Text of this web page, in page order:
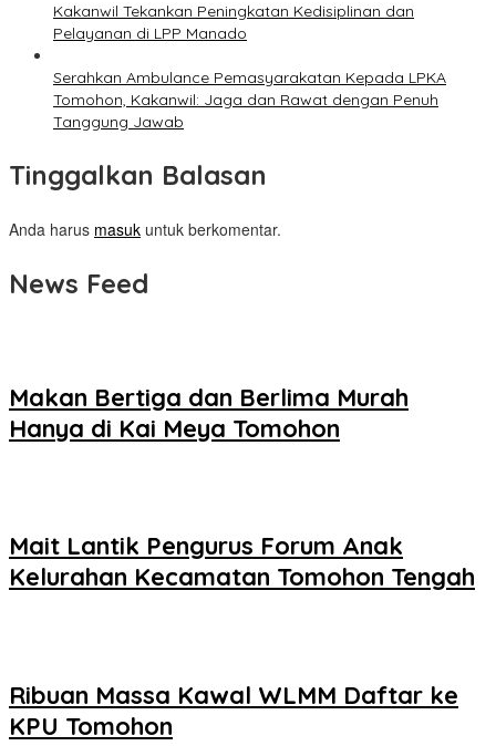
Kakanwil Tekankan Peningkatan Kedisiplinan dan
Pelayanan di LPP Manado
Serahkan Ambulance Pemasyarakatan Kepada LPKA
Tomohon, Kakanwil: Jaga dan Rawat dengan Penuh
Tanggung Jawab
Tinggalkan Balasan
Anda harus masuk untuk berkomentar.
News Feed
Makan Bertiga dan Berlima Murah
Hanya di Kai Meya Tomohon
Mait Lantik Pengurus Forum Anak
Kelurahan Kecamatan Tomohon Tengah
Ribuan Massa Kawal WLMM Daftar ke
KPU Tomohon